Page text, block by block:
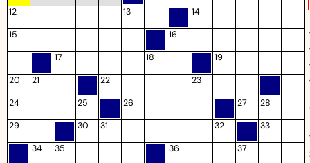
12 13 14
15 16
17 18 19
20 21 22 23
24 25 26 27 28
29 30 31 32 33
34 35 36 37